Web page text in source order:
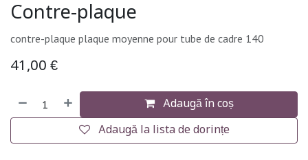
Contre-plaque
contre-plaque plaque moyenne pour tube de cadre 140
41,00 €
Adaugă în coș
Adaugă la lista de dorințe